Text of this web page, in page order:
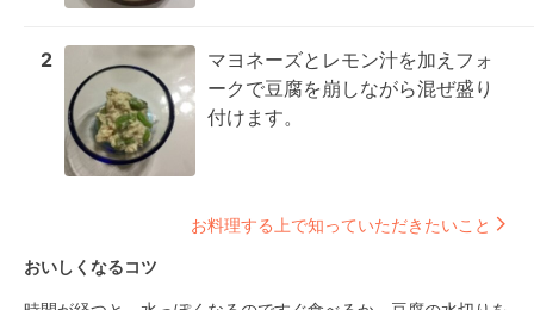
2
マヨネーズとレモン汁を加えフォ
ークで豆腐を崩しながら混ぜ盛り
付けます。
お料理する上で知っていただきたいこと
おいしくなるコツ